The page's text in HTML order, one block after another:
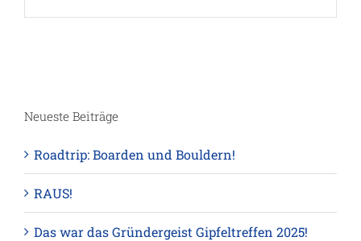
Neueste Beiträge
Roadtrip: Boarden und Bouldern!
RAUS!
Das war das Gründergeist Gipfeltreffen 2025!